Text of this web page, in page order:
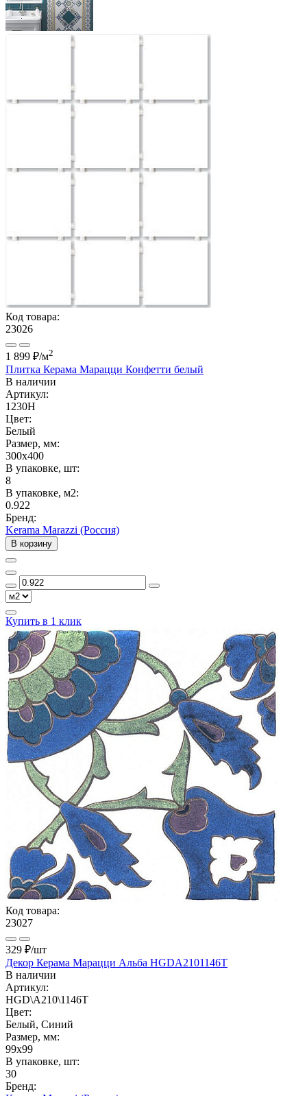
Код товара:
23026
1 899 ₽/м2
Плитка Керама Марацци Конфетти белый
В наличии
Артикул:
1230H
Цвет:
Белый
Размер, мм:
300x400
В упаковке, шт:
8
В упаковке, м2:
0.922
Бренд:
Kerama Marazzi (Россия)
В корзину
Купить в 1 клик
Код товара:
23027
329 ₽/шт
Декор Керама Марацци Альба HGDA2101146T
В наличии
Артикул:
HGD\A210\1146T
Цвет:
Белый, Синий
Размер, мм:
99x99
В упаковке, шт:
30
Бренд: